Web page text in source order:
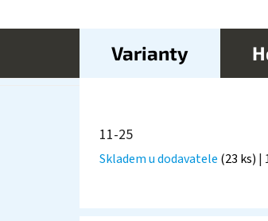
Varianty
11-25
Skladem u dodavatele (23 ks) |